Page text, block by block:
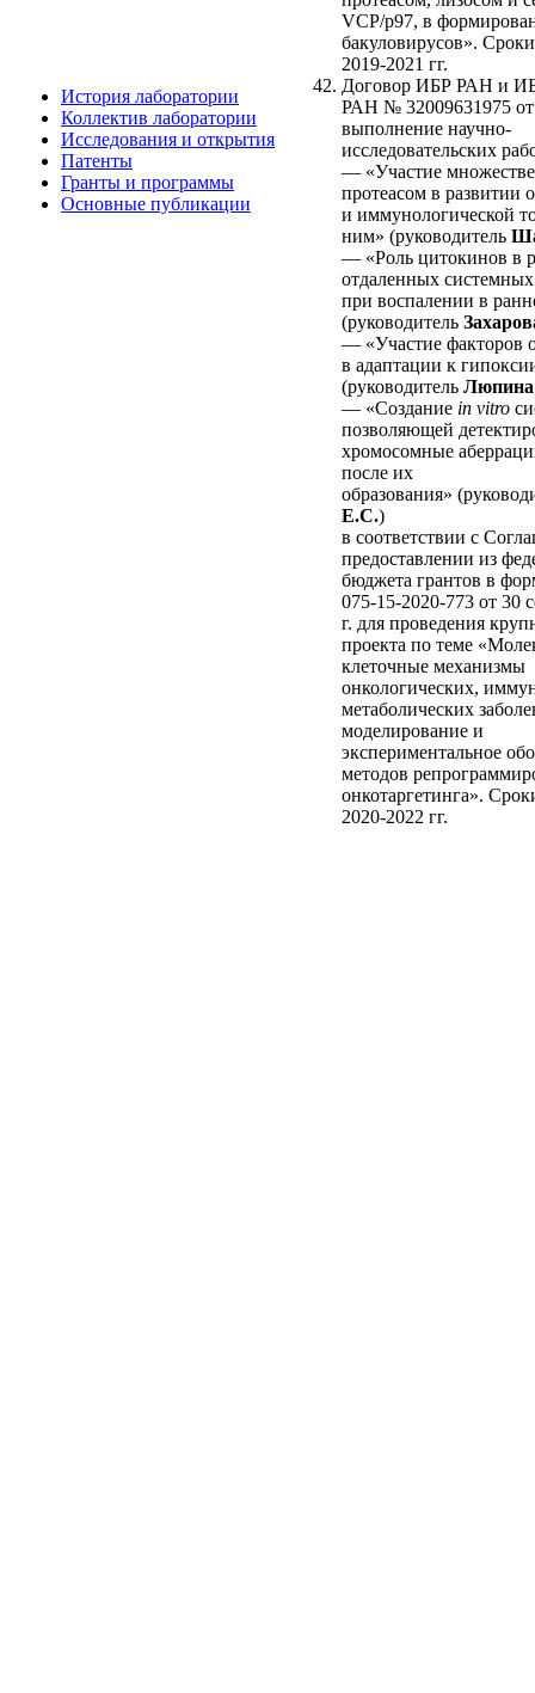
История лаборатории
Коллектив лаборатории
Исследования и открытия
Патенты
Гранты и программы
Основные публикации
VCP/p97, в
бакуловирусов».
2019-2021 гг.
Договор ИБР РАН и
РАН № 32009631975 от
выполнение научно-
исследовательских
— «Участие
протеасом в развитии
и иммунологической
ним» (руководитель
— «Роль цитокинов в
отдаленных
при воспалении в
(руководитель
— «Участие факторов
в адаптации к
(руководитель
— «Создание in vitro
позволяющей
хромосомные
после их
образования»
Е.С.)
в соответствии с
предоставлении из
бюджета грантов в
075-15-2020-773 от 30
г. для проведения
проекта по теме
клеточные механизмы
онкологических,
метаболических
моделирование и
экспериментальное
методов
онкотаргетинга».
2020-2022 гг.